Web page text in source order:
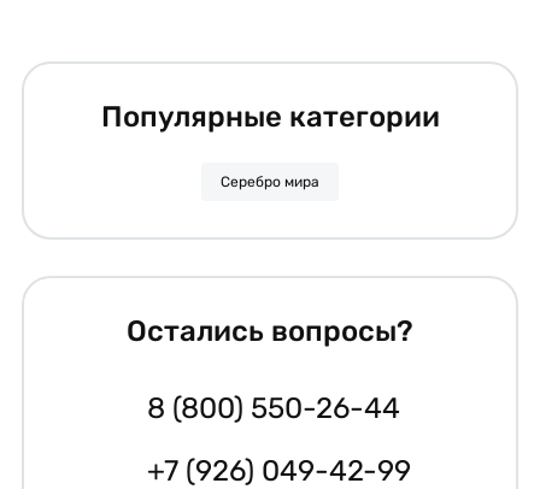
Популярные категории
Серебро мира
Остались вопросы?
8 (800) 550-26-44
+7 (926) 049-42-99